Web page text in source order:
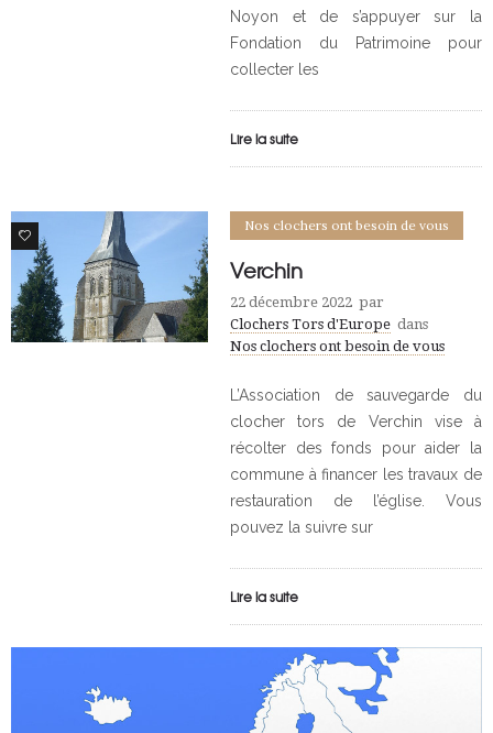
Noyon et de s’appuyer sur la
Fondation du Patrimoine pour
collecter les
Lire la suite
0
Nos clochers ont besoin de vous
Verchin
22 décembre 2022 par
Clochers Tors d'Europe dans
Nos clochers ont besoin de vous
L’Association de sauvegarde du
clocher tors de Verchin vise à
récolter des fonds pour aider la
commune à financer les travaux de
restauration de l’église. Vous
pouvez la suivre sur
Lire la suite